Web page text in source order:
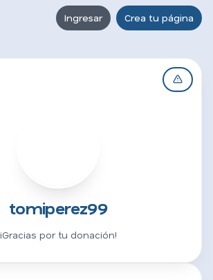
Ingresar Crea tu página
tomiperez99
¡Gracias por tu donación!